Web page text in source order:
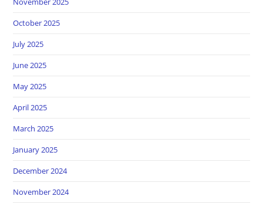
October 2025
July 2025
June 2025
May 2025
April 2025
March 2025
January 2025
December 2024
November 2024